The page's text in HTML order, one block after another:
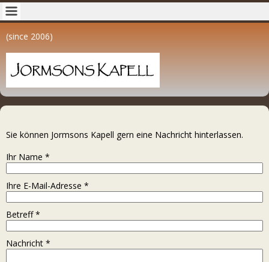
(since 2006)
Sie können Jormsons Kapell gern eine Nachricht hinterlassen.
Ihr Name *
Ihre E-Mail-Adresse *
Betreff*
Nachricht *